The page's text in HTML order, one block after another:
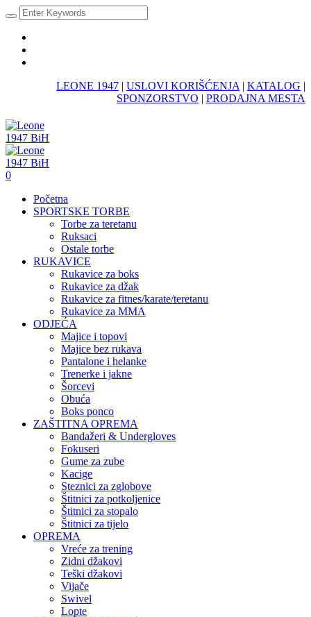
LEONE 1947 | USLOVI KORIŠĆENJA | KATALOG |
SPONZORSTVO | PRODAJNA MESTA
0
Početna
SPORTSKE TORBE
Torbe za teretanu
Ruksaci
Ostale torbe
RUKAVICE
Rukavice za boks
Rukavice za džak
Rukavice za fitnes/karate/teretanu
Rukavice za MMA
ODJEĆA
Majice i topovi
Majice bez rukava
Pantalone i helanke
Trenerke i jakne
Šorcevi
Obuća
Boks ponco
ZAŠTITNA OPREMA
Bandažeri & Undergloves
Fokuseri
Gume za zube
Kacige
Steznici za zglobove
Štitnici za potkoljenice
Štitnici za stopalo
Štitnici za tijelo
OPREMA
Vreće za trening
Zidni džakovi
Teški džakovi
Vijače
Swivel
Lopte